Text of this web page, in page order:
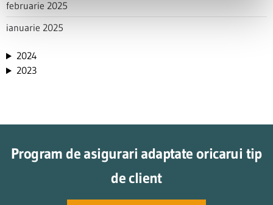
februarie 2025
ianuarie 2025
2024
2023
Program de asigurari adaptate oricarui tip
de client